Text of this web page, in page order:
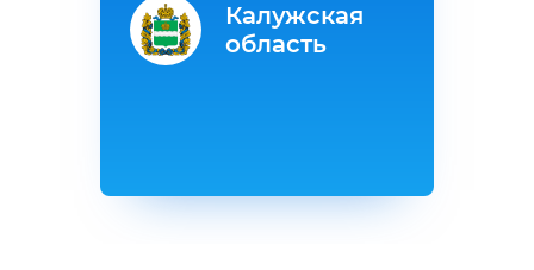
Калужская
область